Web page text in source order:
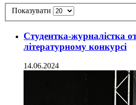
Показувати
Студентка-журналістка
літературному конкурсі
14.06.2024